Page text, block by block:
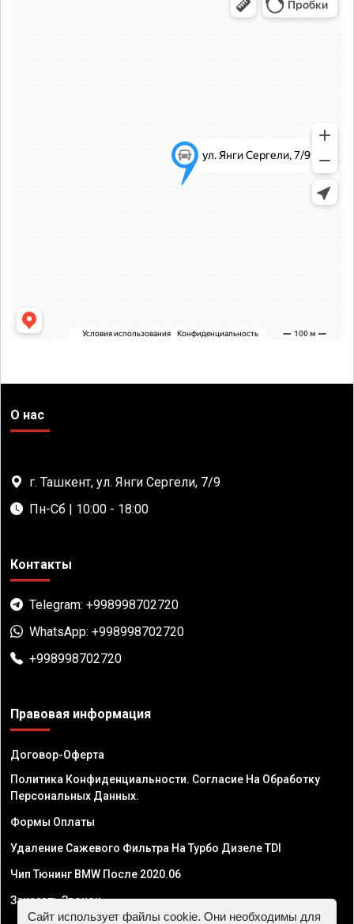
О нас
г. Ташкент, ул. Янги Сергели, 7/9
Пн-Сб | 10:00 - 18:00
Контакты
Telegram: +998998702720
WhatsApp: +998998702720
+998998702720
Правовая информация
Договор-Оферта
Политика Конфиденциальности. Согласие На Обработку
Персональных Данных.
Формы Оплаты
Удаление Сажевого Фильтра На Турбо Дизеле TDI
Чип Тюнинг BMW После 2020.06
Заказать Звонок
Сайт использует файлы cookie. Они необходимы для